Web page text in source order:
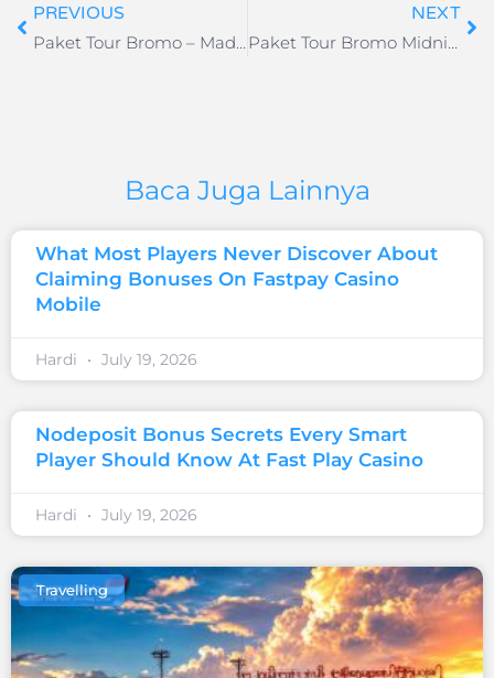
PREVIOUS
Paket Tour Bromo – Madakaripura – Kawah Ijen Trip 3H1M
NEXT
Paket Tour Bromo Midnight
Baca Juga Lainnya
What Most Players Never Discover About
Claiming Bonuses On Fastpay Casino
Mobile
Hardi July 19, 2026
Nodeposit Bonus Secrets Every Smart
Player Should Know At Fast Play Casino
Hardi July 19, 2026
Travelling